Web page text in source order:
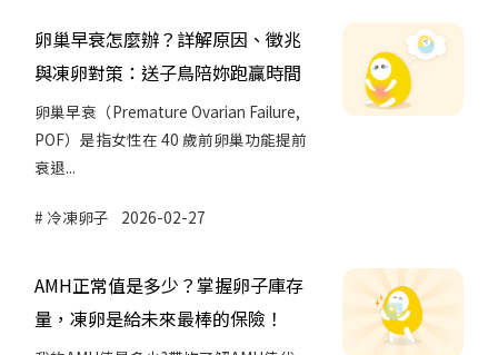
卵巢早衰怎麼辦？詳解原因、徵兆
與凍卵對策：送子鳥陪妳跑贏時間
卵巢早衰（Premature Ovarian Failure,
POF）是指女性在 40 歲前卵巢功能提前
衰退...
冷凍卵子 2026-02-27
AMH正常值是多少？掌握卵子庫存
量，凍卵是給未來最棒的保險！